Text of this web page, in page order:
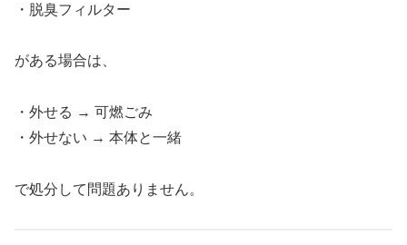
・脱臭フィルター
がある場合は、
・外せる → 可燃ごみ
・外せない → 本体と一緒
で処分して問題ありません。